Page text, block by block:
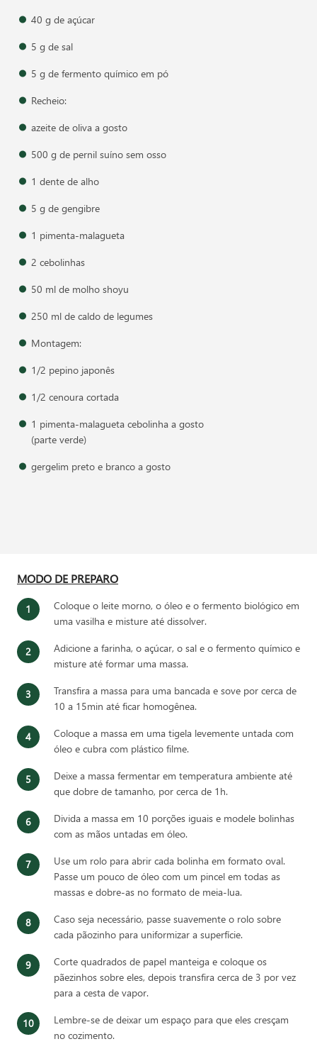
40 g de açúcar
5 g de sal
5 g de fermento químico em pó
Recheio:
azeite de oliva a gosto
500 g de pernil suíno sem osso
1 dente de alho
5 g de gengibre
1 pimenta-malagueta
2 cebolinhas
50 ml de molho shoyu
250 ml de caldo de legumes
Montagem:
1/2 pepino japonês
1/2 cenoura cortada
1 pimenta-malagueta cebolinha a gosto
(parte verde)
gergelim preto e branco a gosto
MODO DE PREPARO
Coloque o leite morno, o óleo e o fermento biológico em
uma vasilha e misture até dissolver.
Adicione a farinha, o açúcar, o sal e o fermento químico e
misture até formar uma massa.
Transfira a massa para uma bancada e sove por cerca de
10 a 15min até ficar homogênea.
Coloque a massa em uma tigela levemente untada com
óleo e cubra com plástico filme.
Deixe a massa fermentar em temperatura ambiente até
que dobre de tamanho, por cerca de 1h.
Divida a massa em 10 porções iguais e modele bolinhas
com as mãos untadas em óleo.
Use um rolo para abrir cada bolinha em formato oval.
Passe um pouco de óleo com um pincel em todas as
massas e dobre-as no formato de meia-lua.
Caso seja necessário, passe suavemente o rolo sobre
cada pãozinho para uniformizar a superfície.
Corte quadrados de papel manteiga e coloque os
pãezinhos sobre eles, depois transfira cerca de 3 por vez
para a cesta de vapor.
Lembre-se de deixar um espaço para que eles cresçam
no cozimento.